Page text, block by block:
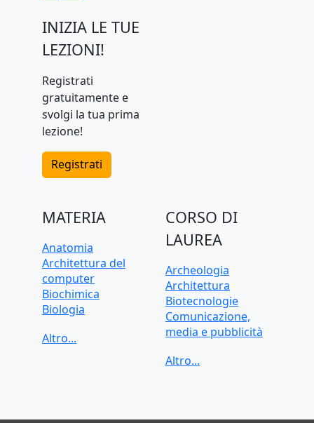
INIZIA LE TUE
LEZIONI!
Registrati
gratuitamente e
svolgi la tua prima
lezione!
Registrati
MATERIA
Anatomia
Architettura del
computer
Biochimica
Biologia
CAD, Disegno
Diritto
CORSO DI
LAUREA
Archeologia
Architettura
Biotecnologie
Comunicazione,
media e pubblicità
Data science